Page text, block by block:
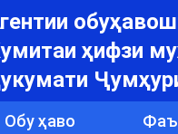
ҳифзи
Обу ҳаво